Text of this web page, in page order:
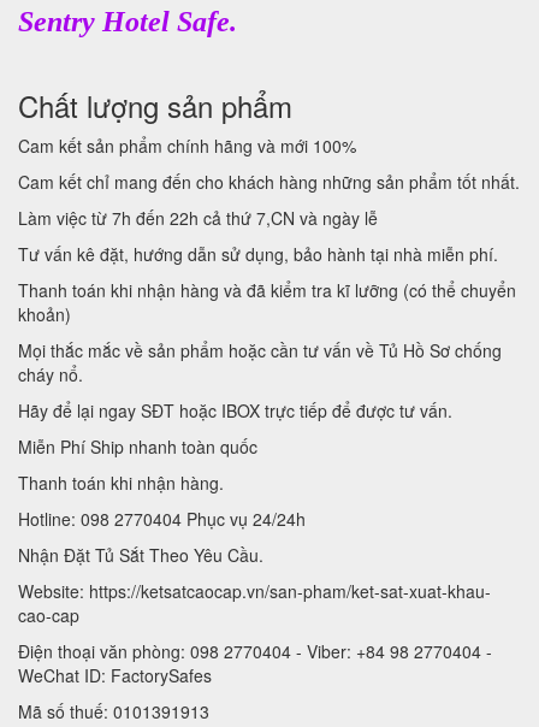
Sentry Hotel Safe.
Chất lượng sản phẩm
Cam kết sản phẩm chính hãng và mới 100%
Cam kết chỉ mang đến cho khách hàng những sản phẩm tốt nhất.
Làm việc từ 7h đến 22h cả thứ 7,CN và ngày lễ
Tư vấn kê đặt, hướng dẫn sử dụng, bảo hành tại nhà miễn phí.
Thanh toán khi nhận hàng và đã kiểm tra kĩ lưỡng (có thể chuyển
khoản)
Mọi thắc mắc về sản phẩm hoặc cần tư vấn về Tủ Hồ Sơ chống
cháy nổ.
Hãy để lại ngay SĐT hoặc IBOX trực tiếp để được tư vấn.
Miễn Phí Ship nhanh toàn quốc
Thanh toán khi nhận hàng.
Hotline: 098 2770404 Phục vụ 24/24h
Nhận Đặt Tủ Sắt Theo Yêu Cầu.
Website: https://ketsatcaocap.vn/san-pham/ket-sat-xuat-khau-
cao-cap
Điện thoại văn phòng: 098 2770404 - Viber: +84 98 2770404 -
WeChat ID: FactorySafes
Mã số thuế: 0101391913